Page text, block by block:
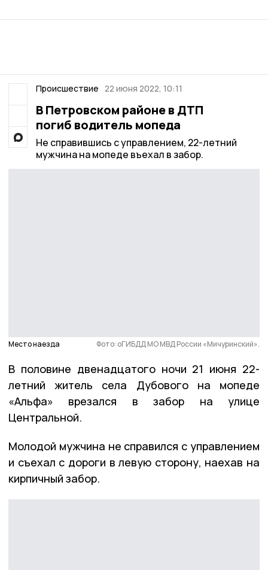
Происшествие 22 июня 2022, 10:11
В Петровском районе в ДТП
погиб водитель мопеда
Не справившись с управлением, 22-летний
мужчина на мопеде въехал в забор.
Место наезда Фото: оГИБДД МО МВД России «Мичуринский».
В половине двенадцатого ночи 21 июня 22-
летний житель села Дубового на мопеде
«Альфа» врезался в забор на улице
Центральной.
Молодой мужчина не справился с управлением
и съехал с дороги в левую сторону, наехав на
кирпичный забор.